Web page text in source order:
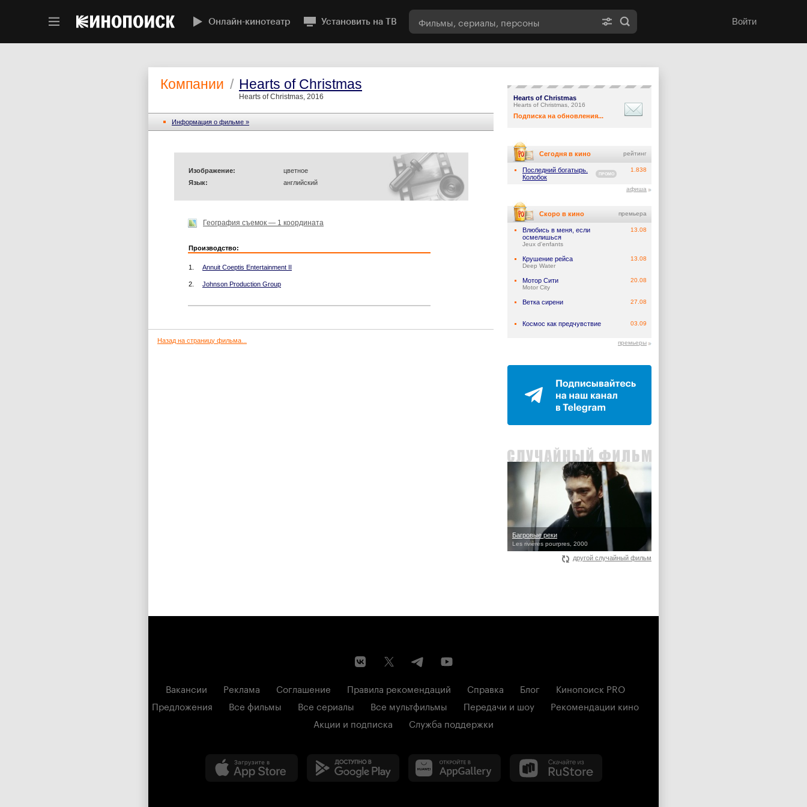
Онлайн-кинотеатр Установить на ТВ Войти
Компании / Hearts of Christmas
Hearts of Christmas, 2016
Информация o фильме »
Изображение:
цветное
Язык:
английский
География съемок — 1 координата
Производство:
1. Annuit Coeptis Entertainment II
2. Johnson Production Group
Назад на страницу фильма...
Hearts of Christmas
Hearts of Christmas, 2016
Подписка на обновления...
Сегодня в кино рейтинг
Последний богатырь.
Колобок
ПРОМО
1.838
афиша
Скоро в кино премьера
Влюбись в меня, если
осмелишься
Jeux d'enfants
13.08
Крушение рейса
Deep Water
13.08
Мотор Сити
Motor City
20.08
Ветка сирени 27.08
Космос как предчувствие 03.09
премьеры
Багровые реки
Les rivières pourpres, 2000
другой случайный фильм
Вакансии Реклама Соглашение Правила рекомендаций Справка Блог
Кинопоиск PRO
Предложения
Все фильмы Все сериалы Все мультфильмы Передачи и шоу
Рекомендации кино
Акции и подписка
Служба поддержки